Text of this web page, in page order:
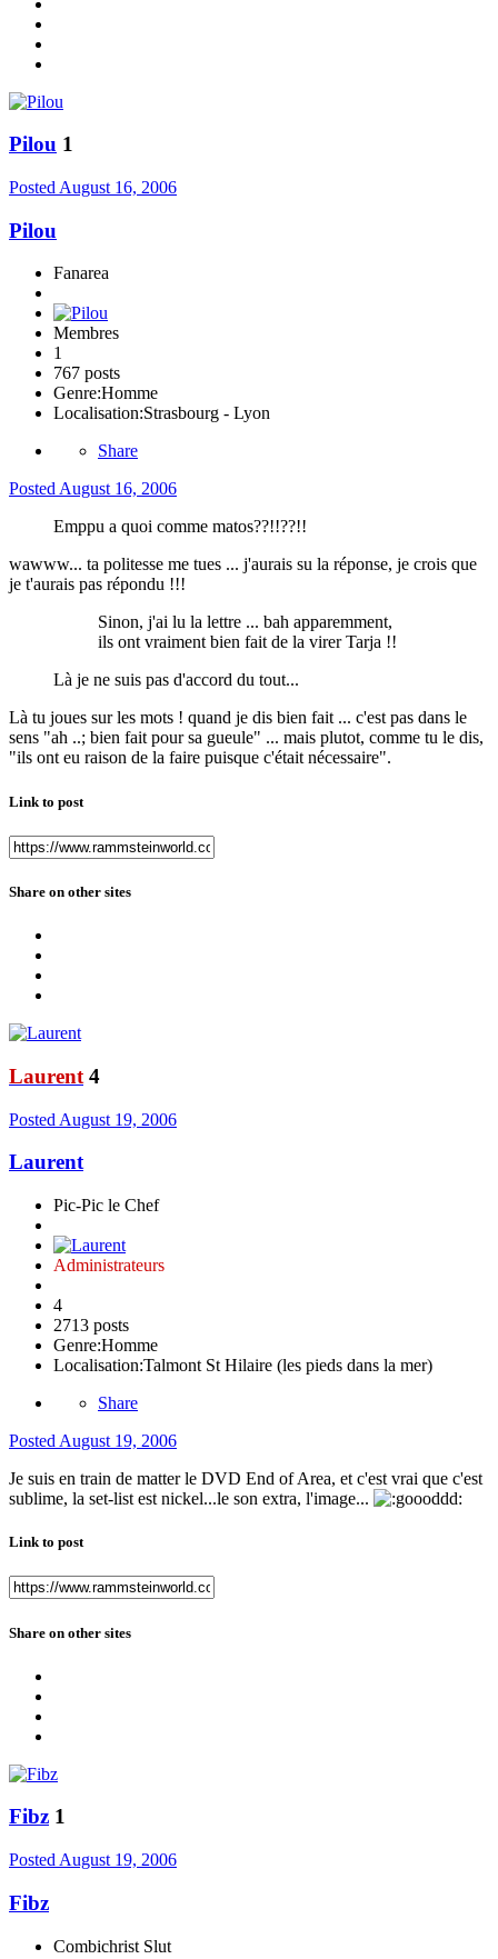
Pilou 1
Posted August 16, 2006
Pilou
Fanarea
Membres
1
767 posts
Genre:Homme
Localisation:Strasbourg - Lyon
Share
PostedAugust 16, 2006
Emppu a quoi comme matos??!!??!!
wawww... ta politesse me tues ... j'aurais su la réponse, je crois que
je t'aurais pas répondu !!!
Sinon, j'ai lu la lettre ... bah apparemment,
ils ont vraiment bien fait de la virer Tarja !!
Là je ne suis pas d'accord du tout...
Là tu joues sur les mots ! quand je dis bien fait ... c'est pas dans le
sens "ah ..; bien fait pour sa gueule" ... mais plutot, comme tu le dis,
"ils ont eu raison de la faire puisque c'était nécessaire".
Link to post
Share on other sites
Laurent 4
Posted August 19, 2006
Laurent
Pic-Pic le Chef
Administrateurs
4
2713 posts
Genre:Homme
Localisation:Talmont St Hilaire (les pieds dans la mer)
Share
Posted August 19, 2006
Je suis en train de matter le DVD End of Area, et c'est vrai que c'est
sublime, la set-list est nickel...le son extra, l'image...
Link to post
Share on other sites
Fibz 1
Posted August 19, 2006
Fibz
Combichrist Slut